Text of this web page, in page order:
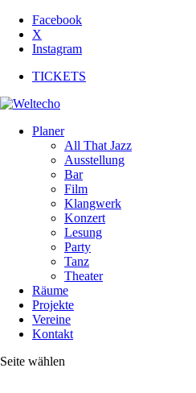
Facebook
X
Instagram
TICKETS
Planer
All That Jazz
Ausstellung
Bar
Film
Klangwerk
Konzert
Lesung
Party
Tanz
Theater
Räume
Projekte
Vereine
Kontakt
Seite wählen